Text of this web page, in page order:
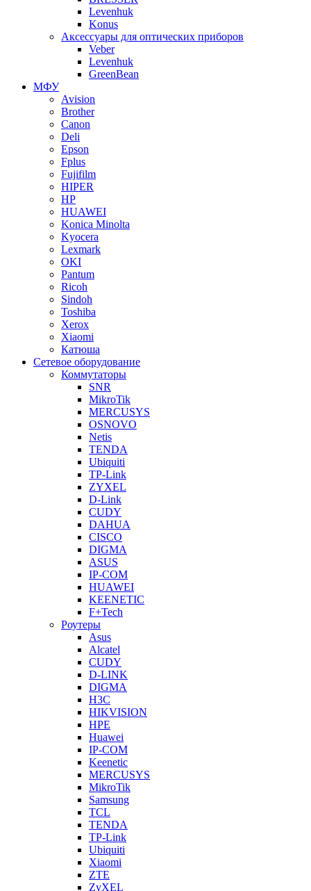
Levenhuk
Konus
Аксессуары для оптических приборов
Veber
Levenhuk
GreenBean
МФУ
Avision
Brother
Canon
Deli
Epson
Fplus
Fujifilm
HIPER
HP
HUAWEI
Konica Minolta
Kyocera
Lexmark
OKI
Pantum
Ricoh
Sindoh
Toshiba
Xerox
Xiaomi
Катюша
Сетевое оборудование
Коммутаторы
SNR
MikroTik
MERCUSYS
OSNOVO
Netis
TENDA
Ubiquiti
TP-Link
ZYXEL
D-Link
CUDY
DAHUA
CISCO
DIGMA
ASUS
IP-COM
HUAWEI
KEENETIC
F+Tech
Роутеры
Asus
Alcatel
CUDY
D-LINK
DIGMA
H3C
HIKVISION
HPE
Huawei
IP-COM
Keenetic
MERCUSYS
MikroTik
Samsung
TCL
TENDA
TP-Link
Ubiquiti
Xiaomi
ZTE
ZyXEL